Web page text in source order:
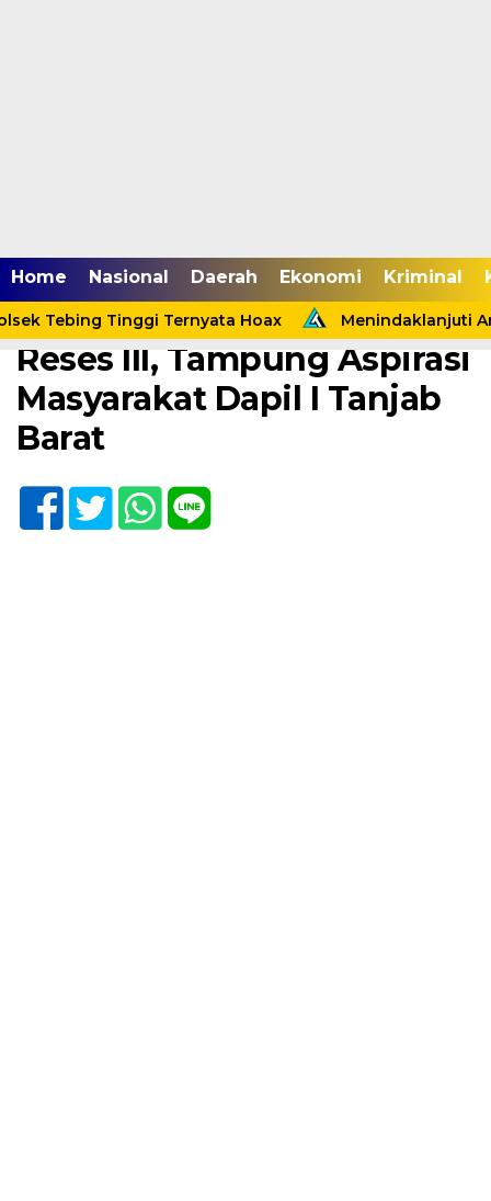
Home Nasional Daerah Ekonomi Kriminal
Tebing Tinggi Ternyata Hoax Menindaklanjuti
Kamis, 25 Juni 2026 - 11:03 WIB
Sjafril Simamora Gelar
Reses III, Tampung Aspirasi
Masyarakat Dapil I Tanjab
Barat